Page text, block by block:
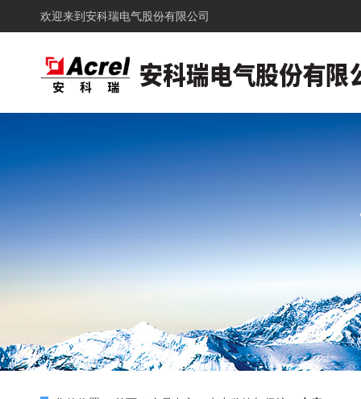
欢迎来到 安科瑞电气股份有限公司